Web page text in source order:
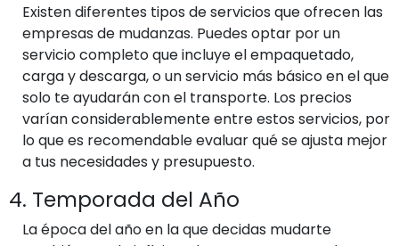
Existen diferentes tipos de servicios que ofrecen las
empresas de mudanzas. Puedes optar por un
servicio completo que incluye el empaquetado,
carga y descarga, o un servicio más básico en el que
solo te ayudarán con el transporte. Los precios
varían considerablemente entre estos servicios, por
lo que es recomendable evaluar qué se ajusta mejor
a tus necesidades y presupuesto.
4. Temporada del Año
La época del año en la que decidas mudarte